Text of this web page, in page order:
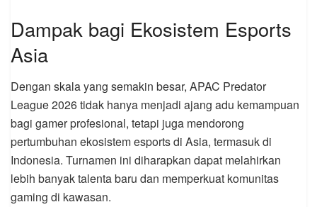
Dampak bagi Ekosistem Esports
Asia
Dengan skala yang semakin besar, APAC Predator
League 2026 tidak hanya menjadi ajang adu kemampuan
bagi gamer profesional, tetapi juga mendorong
pertumbuhan ekosistem esports di Asia, termasuk di
Indonesia. Turnamen ini diharapkan dapat melahirkan
lebih banyak talenta baru dan memperkuat komunitas
gaming di kawasan.